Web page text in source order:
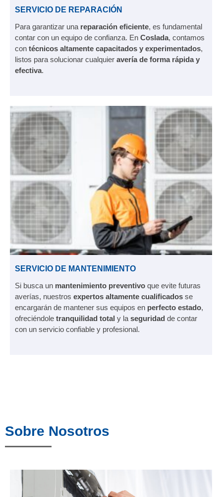
SERVICIO DE REPARACIÓN
Para garantizar una reparación eficiente, es fundamental
contar con un equipo de confianza. En Coslada, contamos
con técnicos altamente capacitados y experimentados,
listos para solucionar cualquier avería de forma rápida y
efectiva.
SERVICIO DE MANTENIMIENTO
Si busca un mantenimiento preventivo que evite futuras
averías, nuestros expertos altamente cualificados se
encargarán de mantener sus equipos en perfecto estado,
ofreciéndole tranquilidad total y la seguridad de contar
con un servicio confiable y profesional.
Sobre Nosotros